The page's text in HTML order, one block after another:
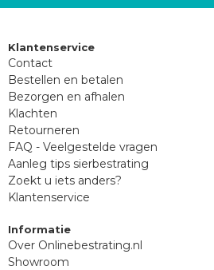
Klantenservice
Contact
Bestellen en betalen
Bezorgen en afhalen
Klachten
Retourneren
FAQ - Veelgestelde vragen
Aanleg tips sierbestrating
Zoekt u iets anders?
Klantenservice
Informatie
Over Onlinebestrating.nl
Showroom